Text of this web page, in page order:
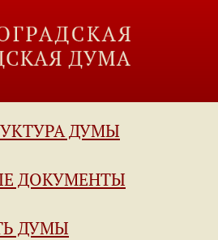
ДУМЫ
ДОКУМЕНТЫ
ДУМЫ